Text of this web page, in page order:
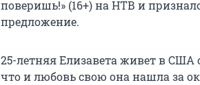
поверишь!» (16+) на НТВ и
предложение.
25-летняя Елизавета живет в США
что и любовь свою она нашла за